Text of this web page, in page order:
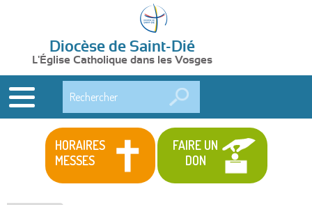
Diocèse de Saint-Dié
L'Église Catholique dans les Vosges
HORAIRES
MESSES
FAIRE UN
DON